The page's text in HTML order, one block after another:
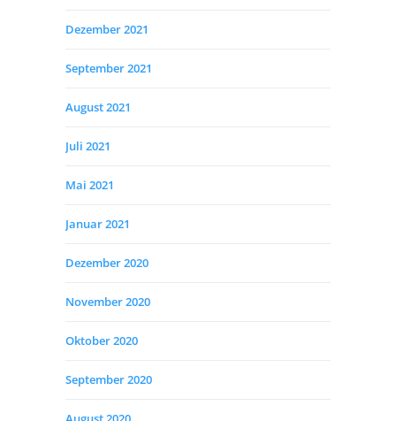
Dezember 2021
September 2021
August 2021
Juli 2021
Mai 2021
Januar 2021
Dezember 2020
November 2020
Oktober 2020
September 2020